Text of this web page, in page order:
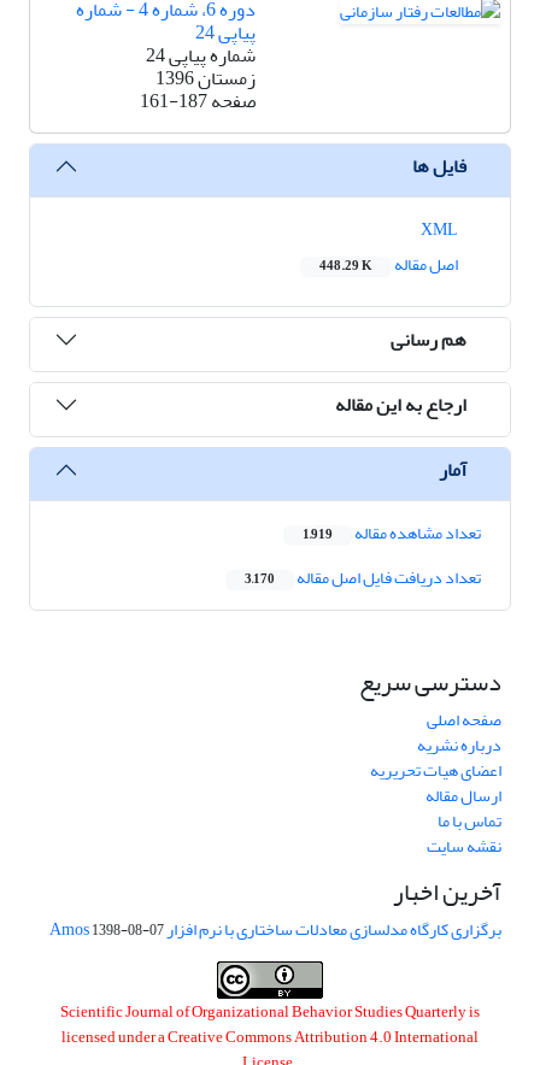
دوره 6، شماره 4 - شماره
پیاپی 24
شماره پیاپی 24
زمستان 1396
صفحه161-187
فایل ها
اصل مقاله
448.29 K
هم رسانی
ارجاع به این مقاله
آمار
تعداد مشاهده مقاله 1,919
تعداد دریافت فایل اصل مقاله 3,170
دسترسی سریع
صفحه اصلی
درباره نشریه
اعضای هیات تحریریه
ارسال مقاله
تماس با ما
نقشه سایت
آخرین اخبار
برگزاری کارگاه مدلسازی معادلات ساختاری با نرم افزار Amos1398-08-07
Scientific Journal of Organizational Behavior Studies Quarterly is
licensed under aCreative Commons Attribution 4.0 International